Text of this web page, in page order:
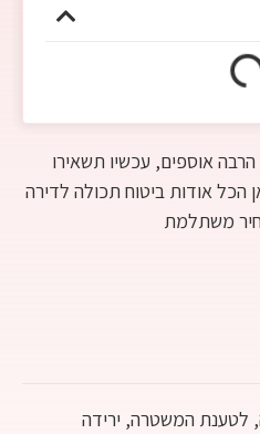
אוספים, עכשיו תשאירו
אודות ביטוח תכולה לדירה
משתלמת
לטענת המשטרה, ירידה